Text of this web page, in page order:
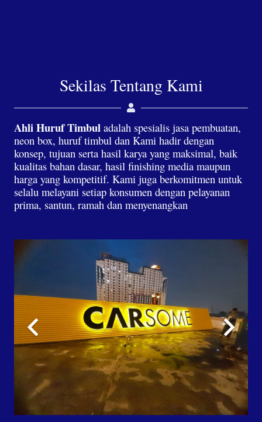
Sekilas Tentang Kami
Ahli Huruf Timbul adalah spesialis jasa pembuatan,
neon box, huruf timbul dan Kami hadir dengan
konsep, tujuan serta hasil karya yang maksimal, baik
kualitas bahan dasar, hasil finishing media maupun
harga yang kompetitif. Kami juga berkomitmen untuk
selalu melayani setiap konsumen dengan pelayanan
prima, santun, ramah dan menyenangkan